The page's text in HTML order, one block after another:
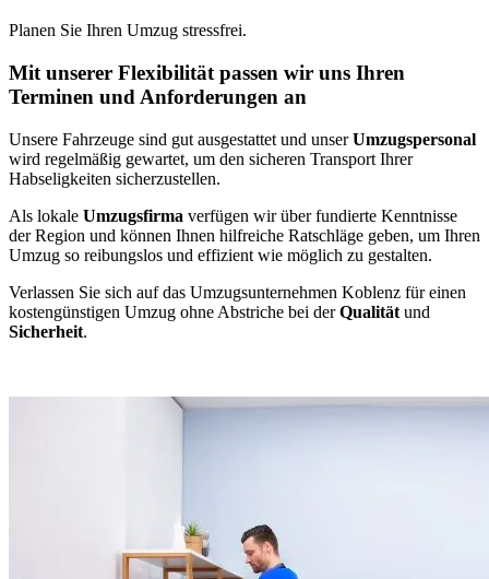
Planen Sie Ihren Umzug stressfrei.
Mit unserer Flexibilität passen wir uns Ihren
Terminen und Anforderungen an
Unsere Fahrzeuge sind gut ausgestattet und unserUmzugspersonal
wird regelmäßig gewartet, um den sicheren Transport Ihrer
Habseligkeiten sicherzustellen.
Als lokale Umzugsfirma verfügen wir über fundierte Kenntnisse
der Region und können Ihnen hilfreiche Ratschläge geben, um Ihren
Umzug so reibungslos und effizient wie möglich zu gestalten.
Verlassen Sie sich auf das Umzugsunternehmen Koblenz für einen
kostengünstigen Umzug ohne Abstriche bei derQualität und
Sicherheit.